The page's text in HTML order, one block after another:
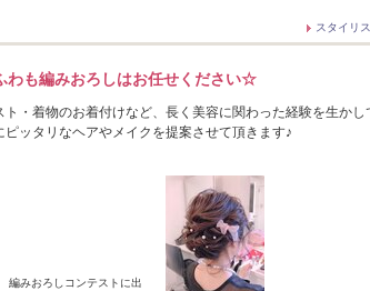
スタイリ
わも編みおろしはお任せください☆
ト・着物のお着付けなど、長く美容に関わった経験を生かし
ピッタリなヘアやメイクを提案させて頂きます♪
編みおろしコンテストに出